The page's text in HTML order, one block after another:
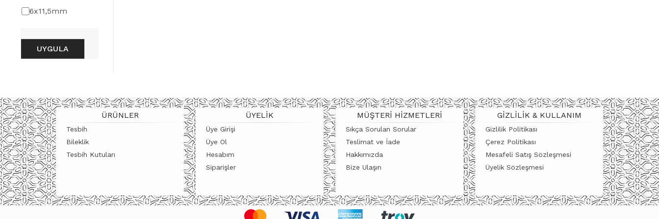
BOYU
6x11,5mm
UYGULA
ÜRÜNLER
Tesbih
Bileklik
Tesbih Kutuları
ÜYELIK
Üye Girişi
Üye Ol
Hesabım
Siparişler
MÜŞTERI HIZMETLERI
Sıkça Sorulan Sorular
Teslimat ve İade
Hakkımızda
Bize Ulaşın
GIZLILIK & KULLANIM
Gizlilik Politikası
Çerez Politikası
Mesafeli Satış Sözleşmesi
Üyelik Sözleşmesi